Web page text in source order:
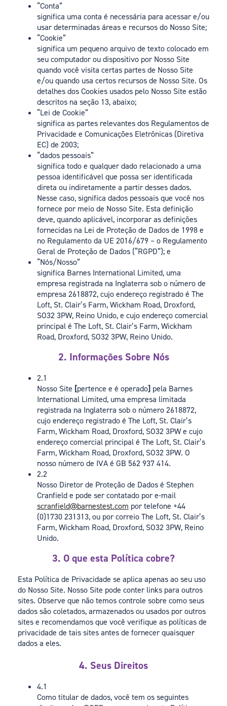
“Conta”
significa uma conta é necessária para acessar e/ou
usar determinadas áreas e recursos do Nosso Site;
“Cookie”
significa um pequeno arquivo de texto colocado em
seu computador ou dispositivo por Nosso Site
quando você visita certas partes de Nosso Site
e/ou quando usa certos recursos de Nosso Site. Os
detalhes dos Cookies usados pelo Nosso Site estão
descritos na seção 13, abaixo;
“Lei de Cookie”
significa as partes relevantes dos Regulamentos de
Privacidade e Comunicações Eletrônicas (Diretiva
EC) de 2003;
“dados pessoais”
significa todo e qualquer dado relacionado a uma
pessoa identificável que possa ser identificada
direta ou indiretamente a partir desses dados.
Nesse caso, significa dados pessoais que você nos
fornece por meio de Nosso Site. Esta definição
deve, quando aplicável, incorporar as definições
fornecidas na Lei de Proteção de Dados de 1998 e
no Regulamento da UE 2016/679 – o Regulamento
Geral de Proteção de Dados (“RGPD”); e
“Nós/Nosso”
significa Barnes International Limited, uma
empresa registrada na Inglaterra sob o número de
empresa 2618872, cujo endereço registrado é The
Loft, St. Clair’s Farm, Wickham Road, Droxford,
SO32 3PW, Reino Unido, e cujo endereço comercial
principal é The Loft, St. Clair’s Farm, Wickham
Road, Droxford, SO32 3PW, Reino Unido.
2. Informações Sobre Nós
2.1
Nosso Site [pertence e é operado] pela Barnes
International Limited, uma empresa limitada
registrada na Inglaterra sob o número 2618872,
cujo endereço registrado é The Loft, St. Clair’s
Farm, Wickham Road, Droxford, SO32 3PW e cujo
endereço comercial principal é The Loft, St. Clair’s
Farm, Wickham Road, Droxford, SO32 3PW. O
nosso número de IVA é GB 562 937 414.
2.2
Nosso Diretor de Proteção de Dados é Stephen
Cranfield e pode ser contatado por e-mail
scranfield@barnestest.com por telefone +44
(0)1730 231313, ou por correio The Loft, St. Clair’s
Farm, Wickham Road, Droxford, SO32 3PW, Reino
Unido.
3. O que esta Política cobre?
Esta Política de Privacidade se aplica apenas ao seu uso
do Nosso Site. Nosso Site pode conter links para outros
sites. Observe que não temos controle sobre como seus
dados são coletados, armazenados ou usados por outros
sites e recomendamos que você verifique as políticas de
privacidade de tais sites antes de fornecer quaisquer
dados a eles.
4. Seus Direitos
4.1
Como titular de dados, você tem os seguintes